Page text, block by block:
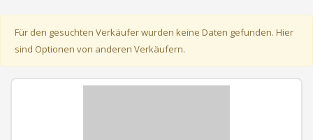
Für den gesuchten Verkäufer wurden keine Daten gefunden. Hier
sind Optionen von anderen Verkäufern.